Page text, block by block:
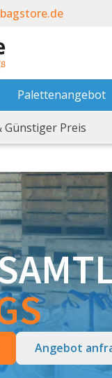
Palettenangebot
Günstiger Preis
Angebot